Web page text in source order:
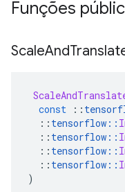
Funções
ScaleAnd
const
::
:: tensorflow ::
:: tensorflow ::
:: tensorflow ::
:: tensorflow ::
)